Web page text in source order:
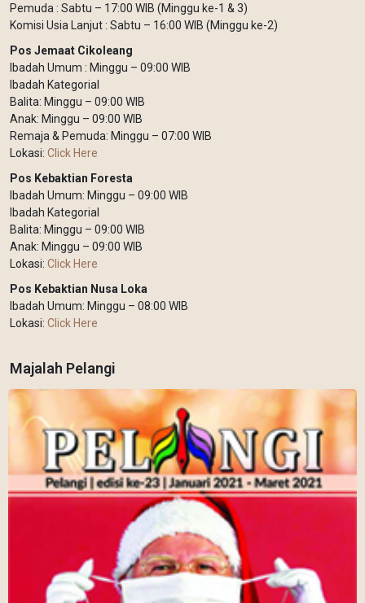
Pemuda : Sabtu – 17:00 WIB (Minggu ke-1 & 3)
Komisi Usia Lanjut : Sabtu – 16:00 WIB (Minggu ke-2)
Pos Jemaat Cikoleang
Ibadah Umum : Minggu – 09:00 WIB
Ibadah Kategorial
Balita: Minggu – 09:00 WIB
Anak: Minggu – 09:00 WIB
Remaja & Pemuda: Minggu – 07:00 WIB
Lokasi: Click Here
Pos Kebaktian Foresta
Ibadah Umum: Minggu – 09:00 WIB
Ibadah Kategorial
Balita: Minggu – 09:00 WIB
Anak: Minggu – 09:00 WIB
Lokasi: Click Here
Pos Kebaktian Nusa Loka
Ibadah Umum: Minggu – 08:00 WIB
Lokasi: Click Here
Majalah Pelangi